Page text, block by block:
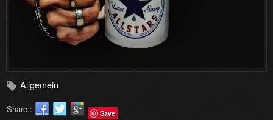
Allgemein
Share : Save